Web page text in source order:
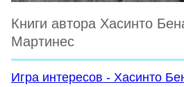
Книги автора Хасинто
Мартинес
Игра интересов - Хасинто